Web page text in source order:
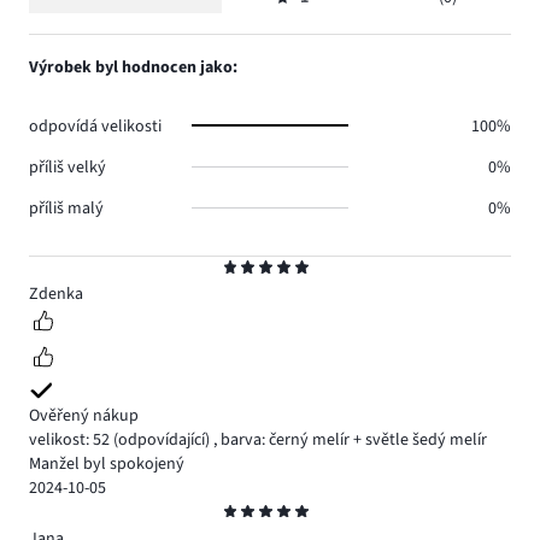
5
Zdenka
Ověřený nákup
velikost: 52 (odpovídající) , barva: černý melír + světle šedý melír
Manžel byl spokojený
2024-10-05
Hodnocení
1,
Výrobek byl hodnocen jako:
odpovídá velikosti
100%
příliš velký
0%
příliš malý
0%